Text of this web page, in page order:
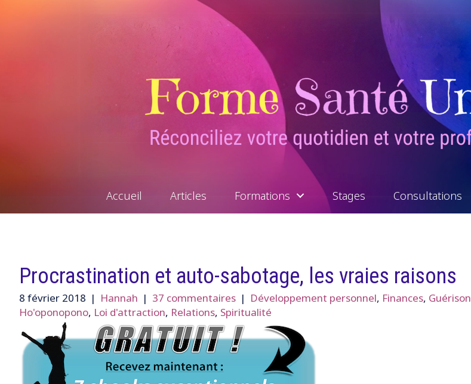
Accueil Articles Formations Stages Consultations
Procrastination et auto-sabotage, les vraies raisons
8 février 2018 | Hannah | 37 commentaires | Développement personnel, Finances, Guérison
Ho'oponopono, Loi d'attraction, Relations, Spiritualité